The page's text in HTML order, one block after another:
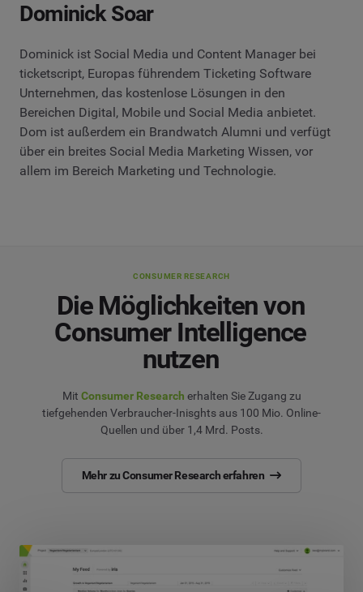
Dominick Soar
Dominick ist Social Media und Content Manager bei
ticketscript, Europas führendem Ticketing Software
Unternehmen, das kostenlose Lösungen in den
Bereichen Digital, Mobile und Social Media anbietet.
Dom ist außerdem ein Brandwatch Alumni und verfügt
über ein breites Social Media Marketing Wissen, vor
allem im Bereich Marketing und Technologie.
CONSUMER RESEARCH
Die Möglichkeiten von
Consumer Intelligence
nutzen
Mit Consumer Research erhalten Sie Zugang zu
tiefgehenden Verbraucher-Inisghts aus 100 Mio. Online-
Quellen und über 1,4 Mrd. Posts.
Mehr zu Consumer Research erfahren